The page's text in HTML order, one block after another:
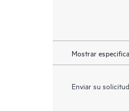
Mostrar
Enviar su